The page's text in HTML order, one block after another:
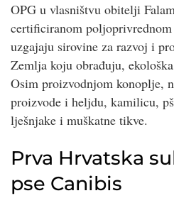
OPG u vlasništvu obitelji
certificiranom
uzgajaju sirovine za razvoj i
Zemlja koju obrađuju,
Osim proizvodnjom konoplje,
proizvode i heljdu, kamilicu,
lješnjake i muškatne tikve.
Prva Hrvatska
pse Canibis